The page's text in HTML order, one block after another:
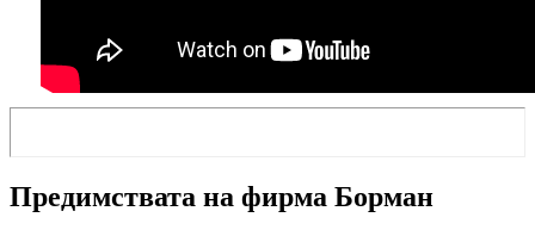
Предимствата на фирма Борман